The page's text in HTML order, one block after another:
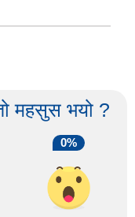
महसुस भयो ?
0%